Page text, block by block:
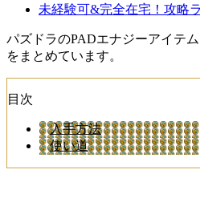
未経験可&完全在宅！攻略
パズドラのPADエナジーアイテ
をまとめています。
目次
入手方法
使い道